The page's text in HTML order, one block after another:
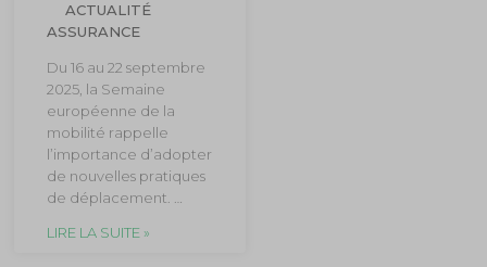
ACTUALITÉ
ASSURANCE
Du 16 au 22 septembre
2025, la Semaine
européenne de la
mobilité rappelle
l’importance d’adopter
de nouvelles pratiques
de déplacement. …
LIRE LA SUITE »